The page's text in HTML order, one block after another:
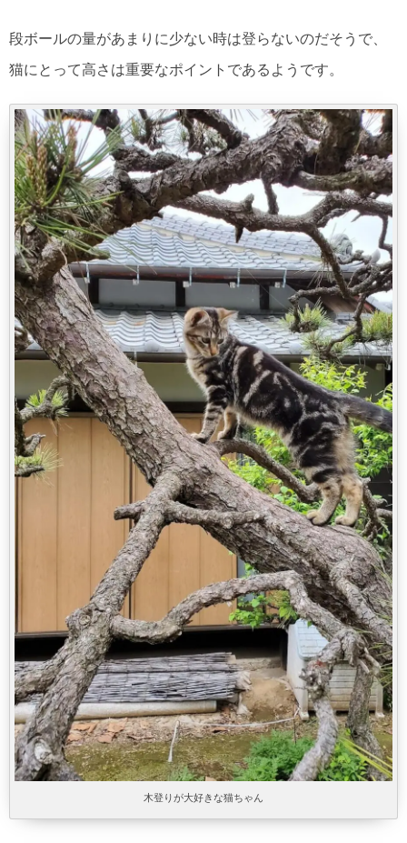
段ボールの量があまりに少ない時は登らないのだそうで、
猫にとって高さは重要なポイントであるようです。
木登りが大好きな猫ちゃん